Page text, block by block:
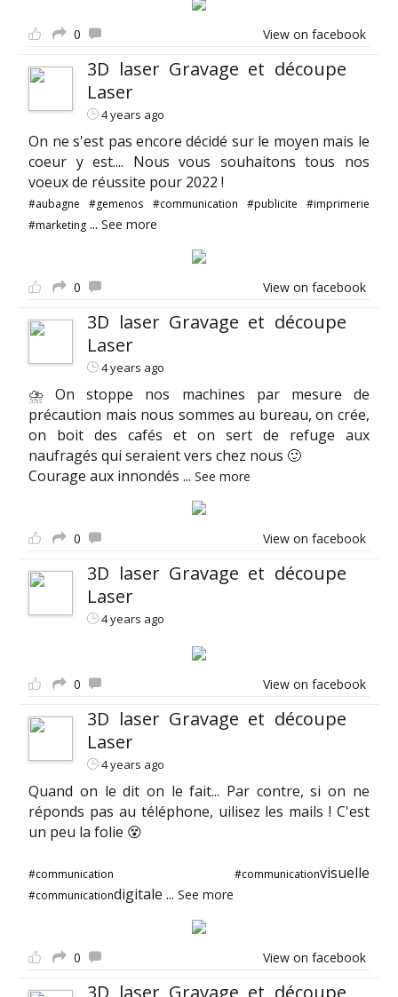
0 View on facebook
3D laser Gravage et découpe
Laser
4 years ago
On ne s'est pas encore décidé sur le moyen mais le
coeur y est.... Nous vous souhaitons tous nos
voeux de réussite pour 2022 !
#aubagne #gemenos #communication #publicite
#imprimerie
#marketing ...See more
0 View on facebook
3D laser Gravage et découpe
Laser
4 years ago
⛈ On stoppe nos machines par mesure de
précaution mais nous sommes au bureau, on crée,
on boit des cafés et on sert de refuge aux
naufragés qui seraient vers chez nous 🙂
Courage aux innondés...See more
0 View on facebook
3D laser Gravage et découpe
Laser
4 years ago
0 View on facebook
3D laser Gravage et découpe
Laser
4 years ago
Quand on le dit on le fait... Par contre, si on ne
réponds pas au téléphone, uilisez les mails ! C'est
un peu la folie 😵
#communication #communicationvisuelle
#communicationdigitale...See more
0 View on facebook
3D laser Gravage et découpe